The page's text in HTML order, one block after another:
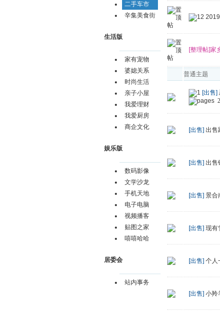
二手车市
辛集美食街
生活版
家有宠物
婆媳关系
时尚生活
亲子小屋
我爱理财
我爱厨房
商企文化
娱乐版
数码影像
文学沙龙
手机天地
电子电脑
视频播客
贴图之家
嘻嘻哈哈
居委会
站内事务
[整理帖]家
普通主题
[出售]
2
[出售] 出售
[出售] 出售
[出售] 景合
[出售] 现有
[出售] 个人
[出售] 小羚